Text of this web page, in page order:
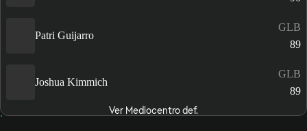
Patri Guijarro
GLB
89
Joshua Kimmich
GLB
89
Ver Mediocentro def.